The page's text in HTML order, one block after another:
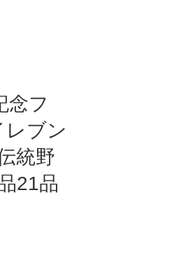
念フ
レブン
統野
21品